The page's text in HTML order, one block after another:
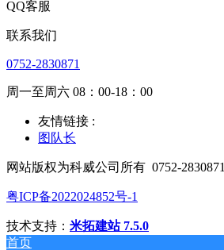
QQ客服
联系我们
0752-2830871
周一至周六 08：00-18：00
友情链接 :
图队长
网站版权为科威公司所有 0752-2830871
粤ICP备2022024852号-1
技术支持： 米拓建站 7.5.0
首页